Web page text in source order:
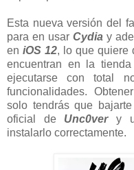
Esta nueva versión del
para en usar Cydia y
en iOS 12, lo que quiere
encuentran en la
ejecutarse con total
funcionalidades.
solo tendrás que
oficial de Unc0ver y
instalarlo correctamente.